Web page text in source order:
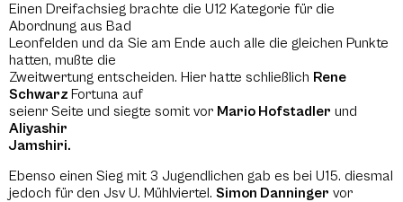
Einen Dreifachsieg brachte die U12 Kategorie für die
Abordnung aus Bad
Leonfelden und da Sie am Ende auch alle die gleichen Punkte
hatten, mußte die
Zweitwertung entscheiden. Hier hatte schließlich Rene
Schwarz Fortuna auf
seienr Seite und siegte somit vor Mario Hofstadler und
Aliyashir
Jamshiri.
Ebenso einen Sieg mit 3 Jugendlichen gab es bei U15. diesmal
jedoch für den Jsv U. Mühlviertel. Simon Danninger vor